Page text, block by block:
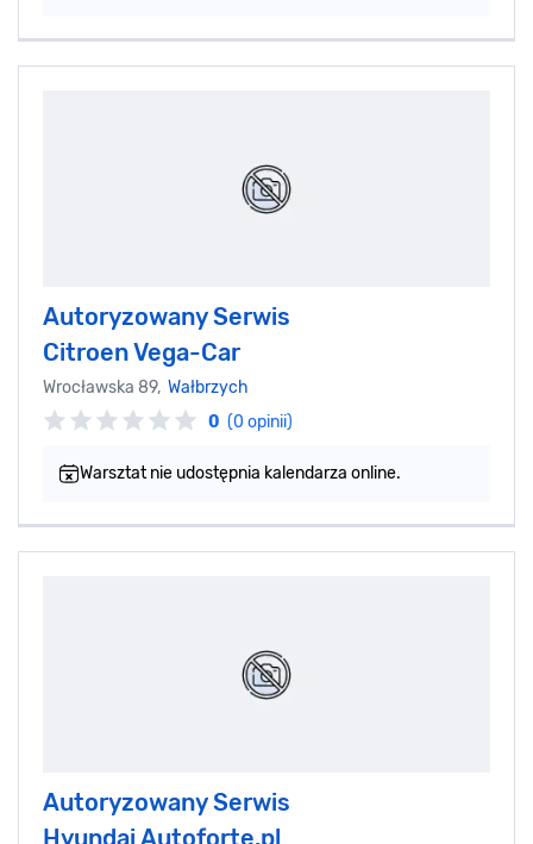
Autoryzowany Serwis
Citroen Vega-Car
Wrocławska 89, Wałbrzych
0 (0 opinii)
Warsztat nie udostępnia kalendarza online.
Autoryzowany Serwis